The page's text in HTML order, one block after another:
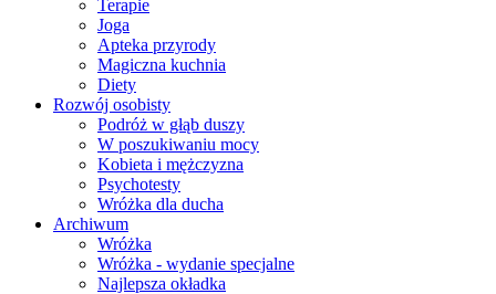
Terapie
Joga
Apteka przyrody
Magiczna kuchnia
Diety
Rozwój osobisty
Podróż w głąb duszy
W poszukiwaniu mocy
Kobieta i mężczyzna
Psychotesty
Wróżka dla ducha
Archiwum
Wróżka
Wróżka - wydanie specjalne
Najlepsza okładka